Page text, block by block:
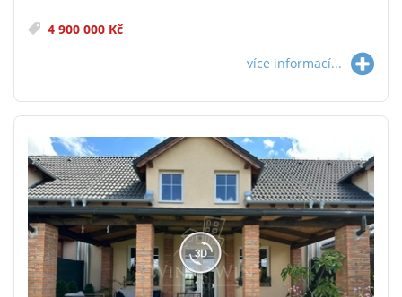
4 900 000 Kč
více informací...